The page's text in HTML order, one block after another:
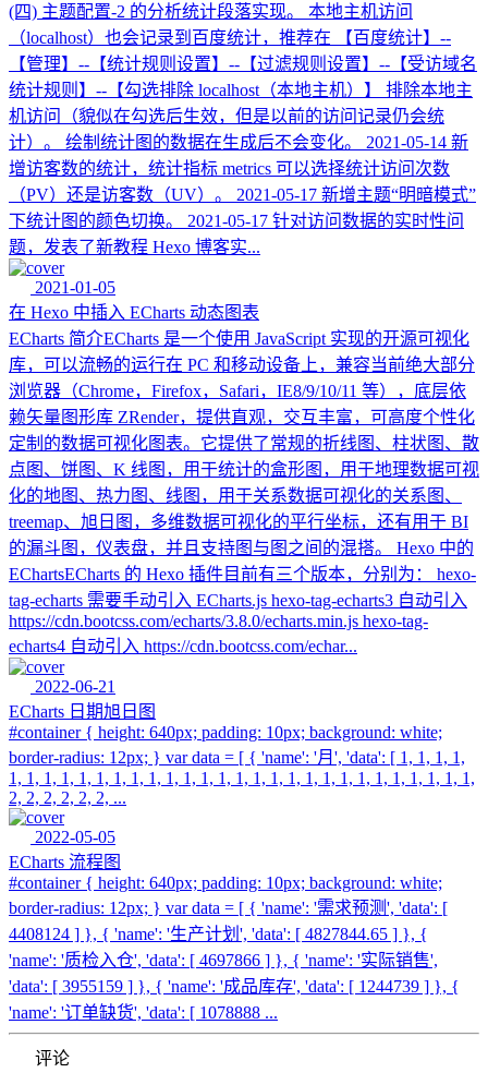
(四) 主题配置-2 的分析统计段落实现。 本地主机访问
（localhost）也会记录到百度统计，推荐在 【百度统计】--
【管理】--【统计规则设置】--【过滤规则设置】--【受访域名
统计规则】--【勾选排除 localhost（本地主机）】 排除本地主
机访问（貌似在勾选后生效，但是以前的访问记录仍会统
计）。 绘制统计图的数据在生成后不会变化。 2021-05-14 新
增访客数的统计，统计指标 metrics 可以选择统计访问次数
（PV）还是访客数（UV）。 2021-05-17 新增主题“明暗模式”
下统计图的颜色切换。 2021-05-17 针对访问数据的实时性问
题，发表了新教程 Hexo 博客实...
2021-01-05
在 Hexo 中插入 ECharts 动态图表
ECharts 简介ECharts 是一个使用 JavaScript 实现的开源可视化
库，可以流畅的运行在 PC 和移动设备上，兼容当前绝大部分
浏览器（Chrome，Firefox，Safari，IE8/9/10/11 等），底层依
赖矢量图形库 ZRender，提供直观，交互丰富，可高度个性化
定制的数据可视化图表。它提供了常规的折线图、柱状图、散
点图、饼图、K 线图，用于统计的盒形图，用于地理数据可视
化的地图、热力图、线图，用于关系数据可视化的关系图、
treemap、旭日图，多维数据可视化的平行坐标，还有用于 BI
的漏斗图，仪表盘，并且支持图与图之间的混搭。 Hexo 中的
EChartsECharts 的 Hexo 插件目前有三个版本，分别为： hexo-
tag-echarts 需要手动引入 ECharts.js hexo-tag-echarts3 自动引入
https://cdn.bootcss.com/echarts/3.8.0/echarts.min.js hexo-tag-
echarts4 自动引入 https://cdn.bootcss.com/echar...
2022-06-21
ECharts 日期旭日图
#container { height: 640px; padding: 10px; background: white;
border-radius: 12px; } var data = [ { 'name': '月', 'data': [ 1, 1, 1, 1,
1, 1, 1, 1, 1, 1, 1, 1, 1, 1, 1, 1, 1, 1, 1, 1, 1, 1, 1, 1, 1, 1, 1, 1, 1, 1, 1,
2, 2, 2, 2, 2, 2, ...
2022-05-05
ECharts 流程图
#container { height: 640px; padding: 10px; background: white;
border-radius: 12px; } var data = [ { 'name': '需求预测', 'data': [
4408124 ] }, { 'name': '生产计划', 'data': [ 4827844.65 ] }, {
'name': '质检入仓', 'data': [ 4697866 ] }, { 'name': '实际销售',
'data': [ 3955159 ] }, { 'name': '成品库存', 'data': [ 1244739 ] }, {
'name': '订单缺货', 'data': [ 1078888 ...
评论